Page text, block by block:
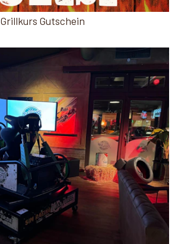
Grillkurs Gutschein